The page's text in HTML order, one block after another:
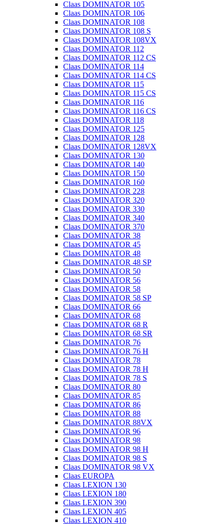
Claas DOMINATOR 105
Claas DOMINATOR 106
Claas DOMINATOR 108
Claas DOMINATOR 108 S
Claas DOMINATOR 108VX
Claas DOMINATOR 112
Claas DOMINATOR 112 CS
Claas DOMINATOR 114
Claas DOMINATOR 114 CS
Claas DOMINATOR 115
Claas DOMINATOR 115 CS
Claas DOMINATOR 116
Claas DOMINATOR 116 CS
Claas DOMINATOR 118
Claas DOMINATOR 125
Claas DOMINATOR 128
Claas DOMINATOR 128VX
Claas DOMINATOR 130
Claas DOMINATOR 140
Claas DOMINATOR 150
Claas DOMINATOR 160
Claas DOMINATOR 228
Claas DOMINATOR 320
Claas DOMINATOR 330
Claas DOMINATOR 340
Claas DOMINATOR 370
Claas DOMINATOR 38
Claas DOMINATOR 45
Claas DOMINATOR 48
Claas DOMINATOR 48 SP
Claas DOMINATOR 50
Claas DOMINATOR 56
Claas DOMINATOR 58
Claas DOMINATOR 58 SP
Claas DOMINATOR 66
Claas DOMINATOR 68
Claas DOMINATOR 68 R
Claas DOMINATOR 68 SR
Claas DOMINATOR 76
Claas DOMINATOR 76 H
Claas DOMINATOR 78
Claas DOMINATOR 78 H
Claas DOMINATOR 78 S
Claas DOMINATOR 80
Claas DOMINATOR 85
Claas DOMINATOR 86
Claas DOMINATOR 88
Claas DOMINATOR 88VX
Claas DOMINATOR 96
Claas DOMINATOR 98
Claas DOMINATOR 98 H
Claas DOMINATOR 98 S
Claas DOMINATOR 98 VX
Claas EUROPA
Claas LEXION 130
Claas LEXION 180
Claas LEXION 390
Claas LEXION 405
Claas LEXION 410